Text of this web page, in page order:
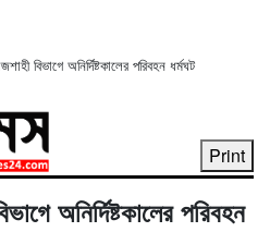
বিভাগে অনির্দিষ্টকালের পরিবহন ধর্মঘট
Print
অনির্দিষ্টকালের পরিবহন